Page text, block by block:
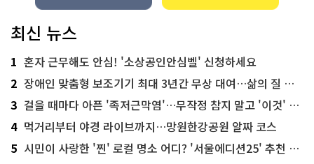
최신 뉴스
1 혼자 근무해도 안심! '소상공인안심벨' 신청하세요
2 장애인 맞춤형 보조기기 최대 3년간 무상 대여…삶의 질 높인다
3 걸을 때마다 아픈 '족저근막염'…무작정 참지 말고 '이것' 해보세요!
4 먹거리부터 야경 라이브까지…망원한강공원 알짜 코스
5 시민이 사랑한 '찐' 로컬 명소 어디? '서울에디션25' 추천 코스